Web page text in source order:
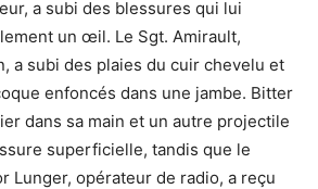
a subi des blessures qui lui
un œil. Le Sgt. Amirault,
a subi des plaies du cuir chevelu et
enfoncés dans une jambe. Bitter
dans sa main et un autre projectile
superficielle, tandis que le
Lunger, opérateur de radio, a reçu